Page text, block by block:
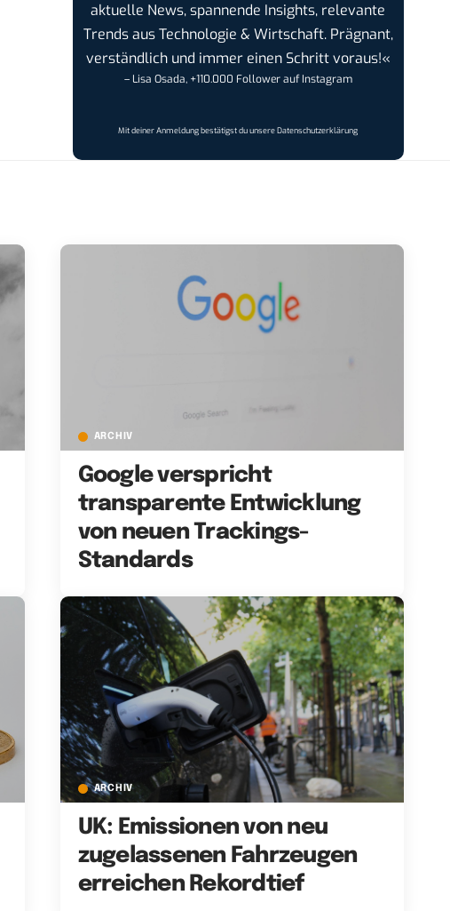
aktuelle News, spannende Insights, relevante
Trends aus Technologie & Wirtschaft. Prägnant,
verständlich und immer einen Schritt voraus!«
– Lisa Osada, +110.000 Follower auf Instagram
Mit deiner Anmeldung bestätigst du unsereDatenschutzerklärung
ARCHIV
Google verspricht
transparente Entwicklung
von neuen Trackings-
Standards
ARCHIV
UK: Emissionen von neu
zugelassenen Fahrzeugen
erreichen Rekordtief